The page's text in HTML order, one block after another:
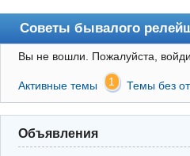
Советы бывалого
Форум
Правила
Поиск
Регистрация
Вы не вошли. Пожалуйста,
Активные темы 1 Темы без
Объявления